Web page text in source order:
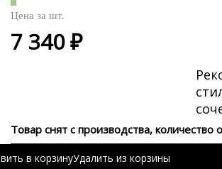
Цена за шт.
7 340 ₽
Товар снят с производства, количество
в корзинуУдалить из корзины